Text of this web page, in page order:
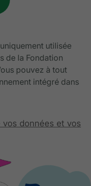
utilisée
de la Fondation
pouvez à tout
intégré dans
vos données et vos